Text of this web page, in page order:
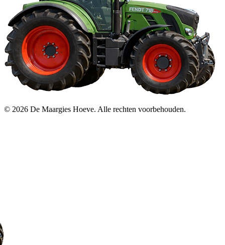
© 2026 De Maargies Hoeve. Alle rechten voorbehouden.